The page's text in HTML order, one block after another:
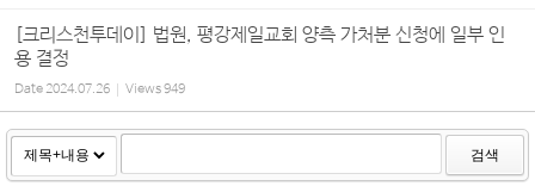
[크리스천투데이] 법원, 평강제일교회 양측 가처분 신청에 일부 인
용 결정
Date2024.07.26 Views949
검색